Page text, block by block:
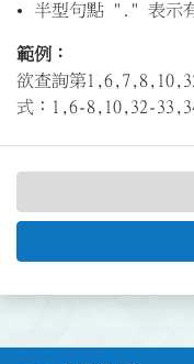
半型句點 "." 表示
範例：
欲查詢第
式：1,6-8,10,32-